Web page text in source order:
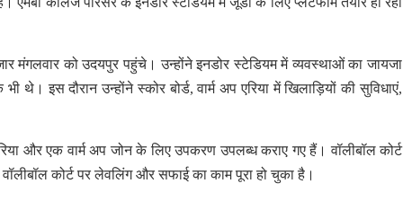
को उदयपुर पहुंचे। उन्होंने इनडोर स्टेडियम में व्यवस्थाओं का जायजा
थे। इस दौरान उन्होंने स्कोर बोर्ड, वार्म अप ​एरिया में खिलाड़ियों की सुविधाएं,
और एक वार्म अप जोन के लिए उपकरण उपलब्ध कराए गए हैं। वॉलीबॉल कोर्ट
कोर्ट पर लेवलिंग और सफाई का काम पूरा हो चुका है।